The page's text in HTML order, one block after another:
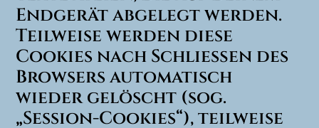
Endgerät abgelegt werden.
Teilweise werden diese
Cookies nach Schließen des
Browsers automatisch
wieder gelöscht (sog.
„Session-Cookies“), teilweise